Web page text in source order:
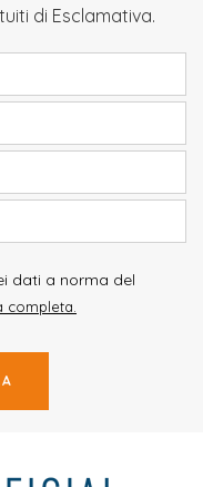
di Esclamativa.
dati a norma del
completa.